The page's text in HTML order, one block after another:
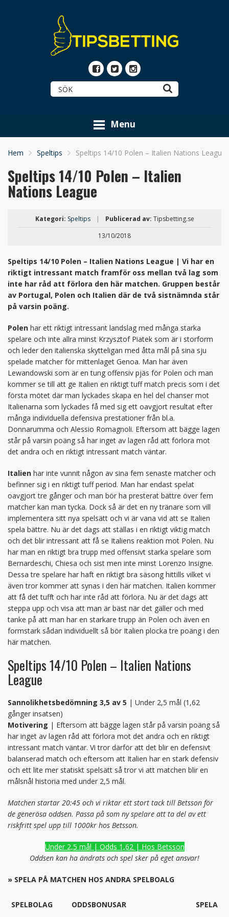
Menu
Hem Speltips Speltips 14/10 Polen – Italien Nations League
Speltips 14/10 Polen – Italien
Nations League
Kategori: Speltips | Publicerad av: Tipsbetting.se
13/10/2018
Speltips 14/10 Polen – Italien Nations League | Vi har en
riktigt intressant match framför oss mellan två lag som
inte har råd att förlora den här matchen. Gruppen består
av Portugal, Polen och Italien där de två sistnämnda står
på varsin poäng.
Polen har ett riktigt intressant landslag med många starka
spelare och inte allra minst Krzysztof Piatek som är i storform
och leder den italienska skytteligan med åtta mål på sina sju
spelade matcher för mittenlaget Genoa. Man har även
Lewandowski som är en tung offensiv pjäs för Polen och man
kommer se till att ge Italien en riktigt tuff match precis som i det
första mötet där man lyckades skapa en hel del chanser mot
Italienarna som lyckades få med sig ett oavgjort resultat efter
många individuella defensiva prestationer från bl.a.
Donnarumma och Alessio Romagnoli. Eftersom att bägge lagen
står på varsin poäng så har inget av lagen råd att förlora mot
det andra och en riktigt intressant match väntar.
Italien har inte vunnit någon av sina fem senaste matcher och
befinner sig i en riktigt tuff period. Man har endast spelat
oavgjort tre gånger och man bör ha presterat bättre över fem
matcher kan man tycka. Dock så är det en ny tränare som vill
implementera sitt nya spelsätt och vi är vana vid att se Italien
spela bättre. Nu är det dags att ställas i en riktigt viktig match
och det blir intressant att få se Italiens reaktion mot Polen. Nu
har man en riktigt bra trupp med offensivt starka spelare som
Bernardeschi, Chiesa och sist men inte minst Lorenzo Insigne.
Dessa tre spelare har haft en riktigt bra säsong hittills vilket vi
även tror kommer att synas i den här matchen. Italien kommer
att få det tufft och har inte råd att förlora. Nu är det dags att
steppa upp och visa att man är bäst när det gäller och med
tanke på att man har en starkare trupp än Polen och även en
formstark sådan individuellt så bör Italien plocka tre poäng i den
här matchen.
Speltips 14/10 Polen – Italien Nations
League
Sannolikhetsbedömning 3,5 av 5 | Under 2,5 mål (1,62
gånger insatsen)
Motivering | Eftersom att bägge lagen står på varsin poäng så
har inget av lagen råd att förlora mot det andra och en riktigt
intressant match väntar. Vi tror därför att det blir en defensivt
balanserad match och eftersom att Italien har en stark defensiv
och ett lite mer statiskt spelsätt så tror vi att matchen blir en
målsnål historia med under 2,5 mål.
Matchen startar 20:45 och vi riktar ett stort tack till Betsson för
de generösa oddsen. Passa på som ny spelare att ta del av ett
riskfritt spel upp till 1000kr hos Betsson.
Under 2,5 mål | Odds 1,62 | Hos Betsson
Oddsen kan ha ändrats och spel sker på eget ansvar!
» SPELA PÅ MATCHEN HOS ANDRA SPELBOALG
SPELBOLAG ODDSBONUSAR SPELA